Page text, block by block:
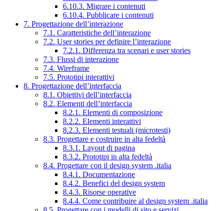
6.10.3. Migrare i contenuti
6.10.4. Pubblicare i contenuti
7. Progettazione dell’interazione
7.1. Caratteristiche dell’interazione
7.2. User stories per definire l’interazione
7.2.1. Differenza tra scenari e user stories
7.3. Flussi di interazione
7.4. Wireframe
7.5. Prototipi interattivi
8. Progettazione dell’interfaccia
8.1. Obiettivi dell’interfaccia
8.2. Elementi dell’interfaccia
8.2.1. Elementi di composizione
8.2.2. Elementi interattivi
8.2.3. Elementi testuali (microtesti)
8.3. Progettare e costruire in alta fedeltà
8.3.1. Layout di pagina
8.3.2. Prototipi in alta fedeltà
8.4. Progettare con il design system .italia
8.4.1. Documentazione
8.4.2. Benefici del design system
8.4.3. Risorse operative
8.4.4. Come contribuire al design system .italia